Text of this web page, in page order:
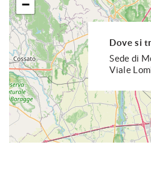
SCARICA L'APP AVENUECAR
ATTENZIONE: è bene ricordare,
contenuti di questa
Dove si
Sede di
Viale
−